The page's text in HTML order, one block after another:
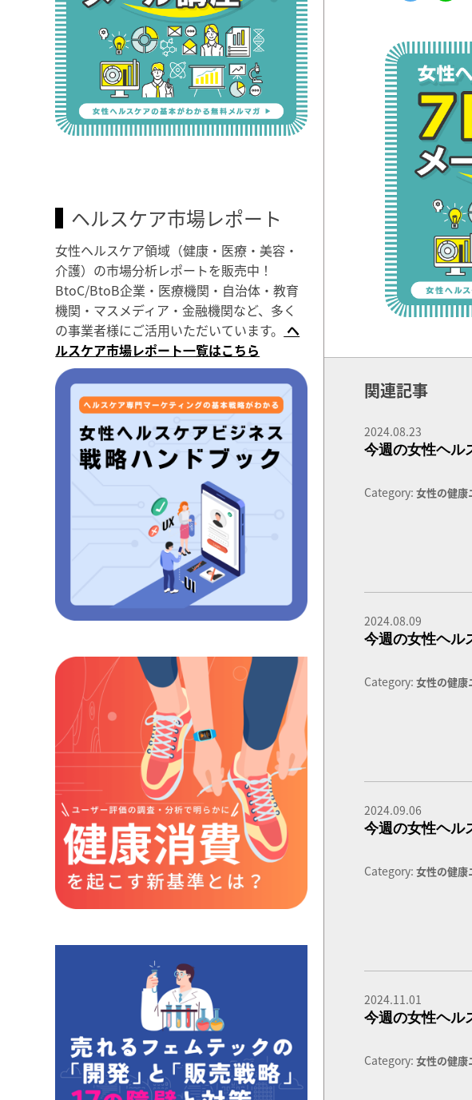
関連記事
2024.08.23
今週の女性ヘル
Category:女性の健康
2024.08.09
今週の女性ヘル
Category:女性の健康
2024.09.06
今週の女性ヘル
Category:女性の健康
2024.11.01
今週の女性ヘル
Category:女性の健康
ヘルスケア市場レポート
女性ヘルスケア領域（健康・医療・美容・
介護）の市場分析レポートを販売中！
BtoC/BtoB企業・医療機関・自治体・教育
機関・マスメディア・金融機関など、多く
の事業者様にご活用いただいています。 ヘ
ルスケア市場レポート一覧はこちら